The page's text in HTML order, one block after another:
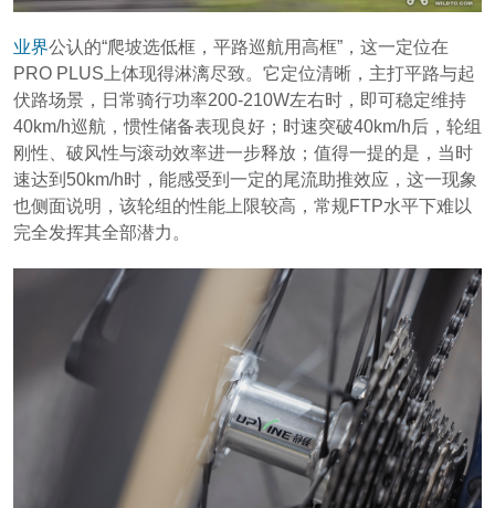
业界公认的“爬坡选低框，平路巡航用高框”，这一定位在
PRO PLUS上体现得淋漓尽致。它定位清晰，主打平路与起
伏路场景，日常骑行功率200-210W左右时，即可稳定维持
40km/h巡航，惯性储备表现良好；时速突破40km/h后，轮组
刚性、破风性与滚动效率进一步释放；值得一提的是，当时
速达到50km/h时，能感受到一定的尾流助推效应，这一现象
也侧面说明，该轮组的性能上限较高，常规FTP水平下难以
完全发挥其全部潜力。